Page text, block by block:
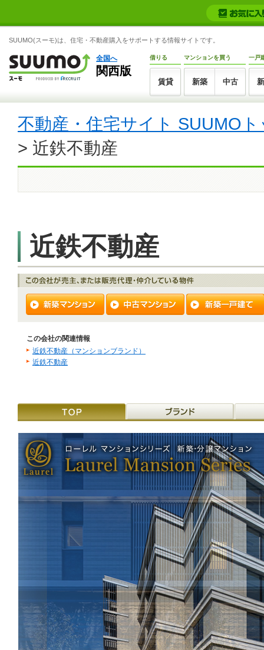
SUUMO(スーモ)は、住宅・不動産購入をサポートする情報サイトです。
全国へ
関西版
借りる
賃貸
マンションを買う
新築 中古
一戸
不動産・住宅サイト SUUMO
> 近鉄不動産
近鉄不動産
この会社の関連情報
近鉄不動産（マンションブランド）
近鉄不動産